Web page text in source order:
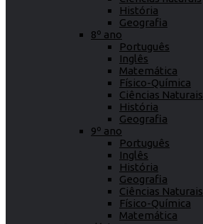
História
Geografia
8º ano
Português
Inglês
Matemática
Físico-Química
Ciências Naturais
História
Geografia
9º ano
Português
Inglês
História
Geografia
Ciências Naturais
Físico-Química
Matemática